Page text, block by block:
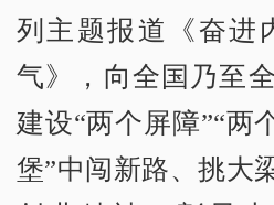
列主题报道《奋进
气》，向全国乃至
建设“两个屏障”“两
堡”中闯新路、挑大